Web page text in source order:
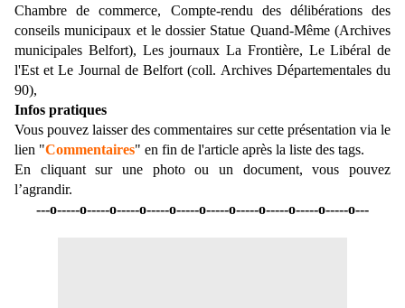
Chambre de commerce, Compte-rendu des délibérations des
conseils municipaux et le dossier Statue Quand-Même (Archives
municipales Belfort), Les journaux La Frontière, Le Libéral de
l'Est et Le Journal de Belfort (coll. Archives Départementales du
90),
Infos pratiques
Vous pouvez laisser des commentaires sur cette présentation via le
lien "Commentaires" en fin de l'article après la liste des tags.
En cliquant sur une photo ou un document, vous pouvez
l’agrandir.
---o-----o-----o-----o-----o-----o-----o-----o-----o-----o-----o---